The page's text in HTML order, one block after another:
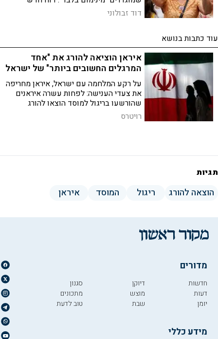
ומדאיג במיוחד חושף את היקף ההוצאות
להורג באיראן ואת השימוש הגובר בעונש
דוד זבולוני
עוד כתבות בנושא
איראן הוציאה להורג את "אחד
המרגלים החשובים ביותר" של ישראל
על רקע המלחמה עם ישראל, איראן מחריפה
את צעדי הענישה: לפחות עשרה איראנים
שהורשעו בריגול למוסד הוצאו להורג
בחודשים האחרונים
רויטרס
תגיות
הוצאה להורג ריגול המוסד איראן
מדורים
חדשות
דעות
יומן
דיוקן
מוצש
שבת
סגנון
מתכונים
טוב לדעת
מידע כללי